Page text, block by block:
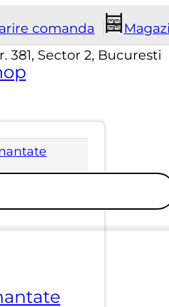
comanda
381, Sector 2, Bucuresti